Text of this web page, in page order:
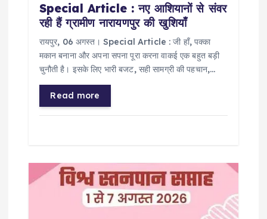
Special Article : नए आशियानों से संवर
रही हैं ग्रामीण नारायणपुर की खुशियाँ
​रायपुर, 06 अगस्त। Special Article : जी हाँ, पक्का
मकान बनाना और अपना सपना पूरा करना वाकई एक बहुत बड़ी
चुनौती है। इसके लिए भारी बजट, सही सामग्री की पहचान,…
Read more